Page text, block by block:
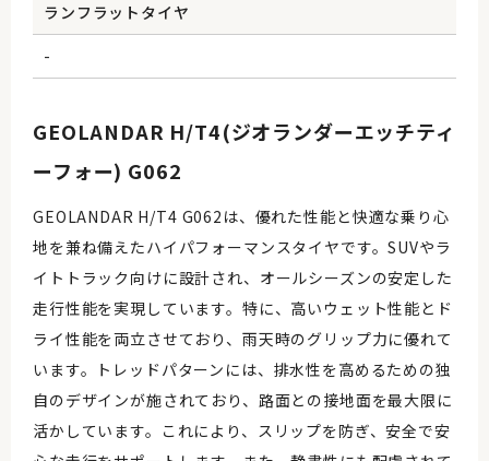
ランフラットタイヤ
-
GEOLANDAR H/T4(ジオランダーエッチティ
ーフォー) G062
GEOLANDAR H/T4 G062は、優れた性能と快適な乗り心
地を兼ね備えたハイパフォーマンスタイヤです。SUVやラ
イトトラック向けに設計され、オールシーズンの安定した
走行性能を実現しています。特に、高いウェット性能とド
ライ性能を両立させており、雨天時のグリップ力に優れて
います。トレッドパターンには、排水性を高めるための独
自のデザインが施されており、路面との接地面を最大限に
活かしています。これにより、スリップを防ぎ、安全で安